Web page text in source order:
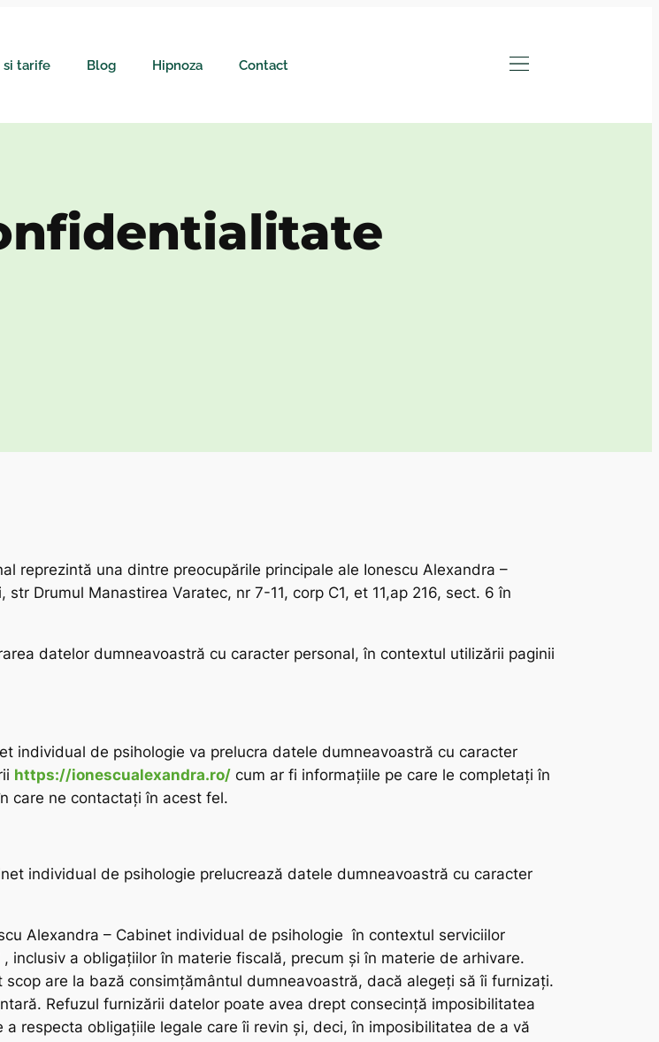
si tarife Blog Hipnoza Contact
reprezintă una dintre preocupările principale ale Ionescu Alexandra –
Drumul Manastirea Varatec, nr 7-11, corp C1, et 11,ap 216, sect. 6 în
datelor dumneavoastră cu caracter personal, în contextul utilizării paginii
individual de psihologie va prelucra datele dumneavoastră cu caracter
https://ionescualexandra.ro/ cum ar fi informațiile pe care le completați în
care ne contactați în acest fel.
individual de psihologie prelucrează datele dumneavoastră cu caracter
Alexandra – Cabinet individual de psihologie în contextul serviciilor
, inclusiv a obligațiilor în materie fiscală, precum și în materie de arhivare.
are la bază consimțământul dumneavoastră, dacă alegeți să îi furnizați.
Refuzul furnizării datelor poate avea drept consecință imposibilitatea
respecta obligațiile legale care îi revin și, deci, în imposibilitatea de a vă